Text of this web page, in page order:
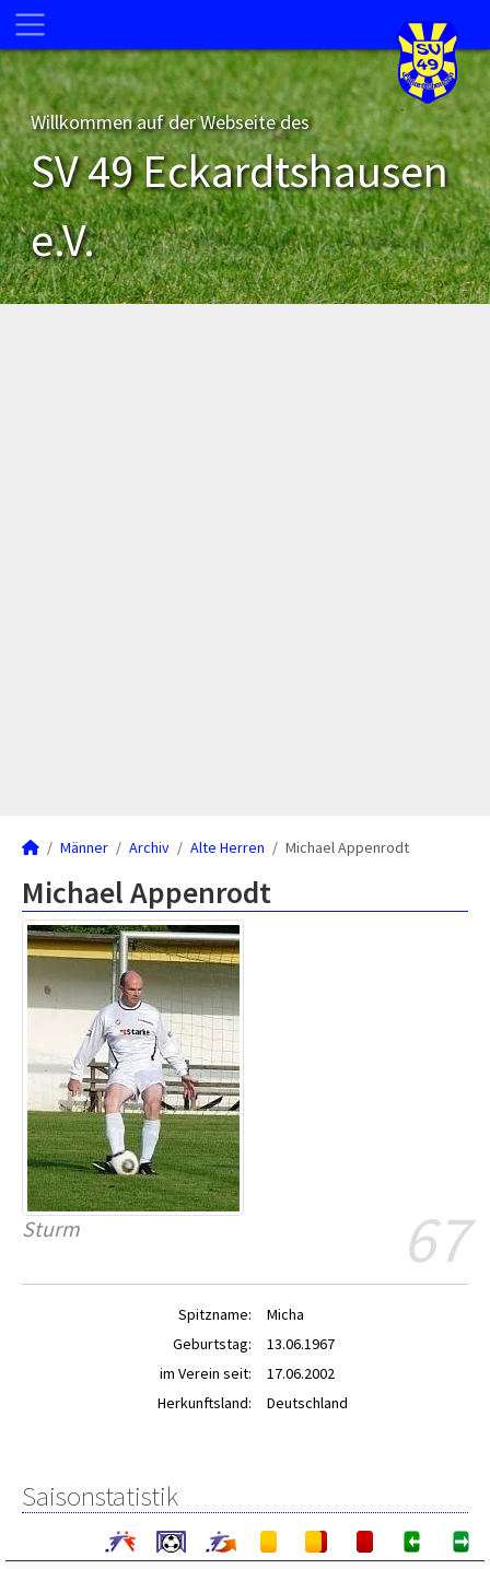
Willkommen auf der Webseite des
SV 49 Eckardtshausen
e.V.
Männer Archiv Alte Herren Michael Appenrodt
Michael Appenrodt
67
Sturm
Spitzname:
Micha
Geburtstag:
13.06.1967
im Verein seit:
17.06.2002
Herkunftsland:
Deutschland
Saisonstatistik